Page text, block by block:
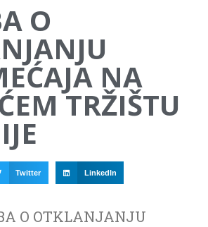
O
NA
TRŽIŠTU
Twitter LinkedIn
O OTKLANJANJU